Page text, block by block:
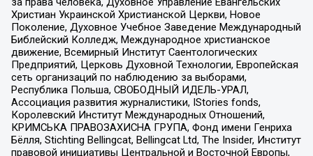
Христиан Украинской Христианской Церкви, Новое
Поколение, Духовное Учебное Заведение Международный
Библейский Колледж, Международное христианское
движение, Всемирный Институт Саентологических
Предприятий, Церковь Духовной Технологии, Европейская
сеть организаций по наблюдению за выборами,
Республика Польша, СВОБОДНЫЙ ИДЕЛЬ-УРАЛ,
Ассоциация развития журналистики, IStories fonds,
Королевский Институт Международных Отношений,
КРИМСЬКА ПРАВОЗАХИСНА ГРУПА, Фонд имени Генриха
Бёлля, Stichting Bellingcat, Bellingcat Ltd, The Insider, Институт
правовой инициативы Центральной и Восточной Европы,